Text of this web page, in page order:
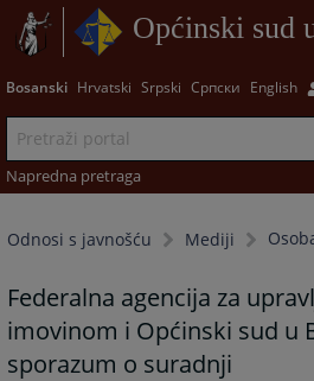
Općinski sud
Bosanski Hrvatski Srpski Српски English
Napredna pretraga
Odnosi s javnošću Mediji
Federalna agencija za
imovinom i Općinski sud u
sporazum o suradnji